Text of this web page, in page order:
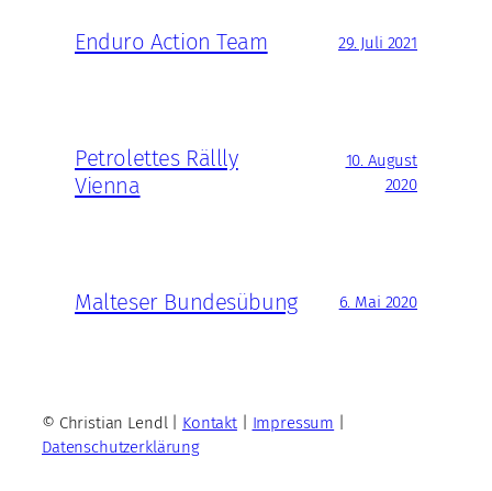
Enduro Action Team 29. Juli 2021
Petrolettes Rällly
Vienna
10. August
2020
Malteser Bundesübung 6. Mai 2020
© Christian Lendl | Kontakt| Impressum
Datenschutzerklärung